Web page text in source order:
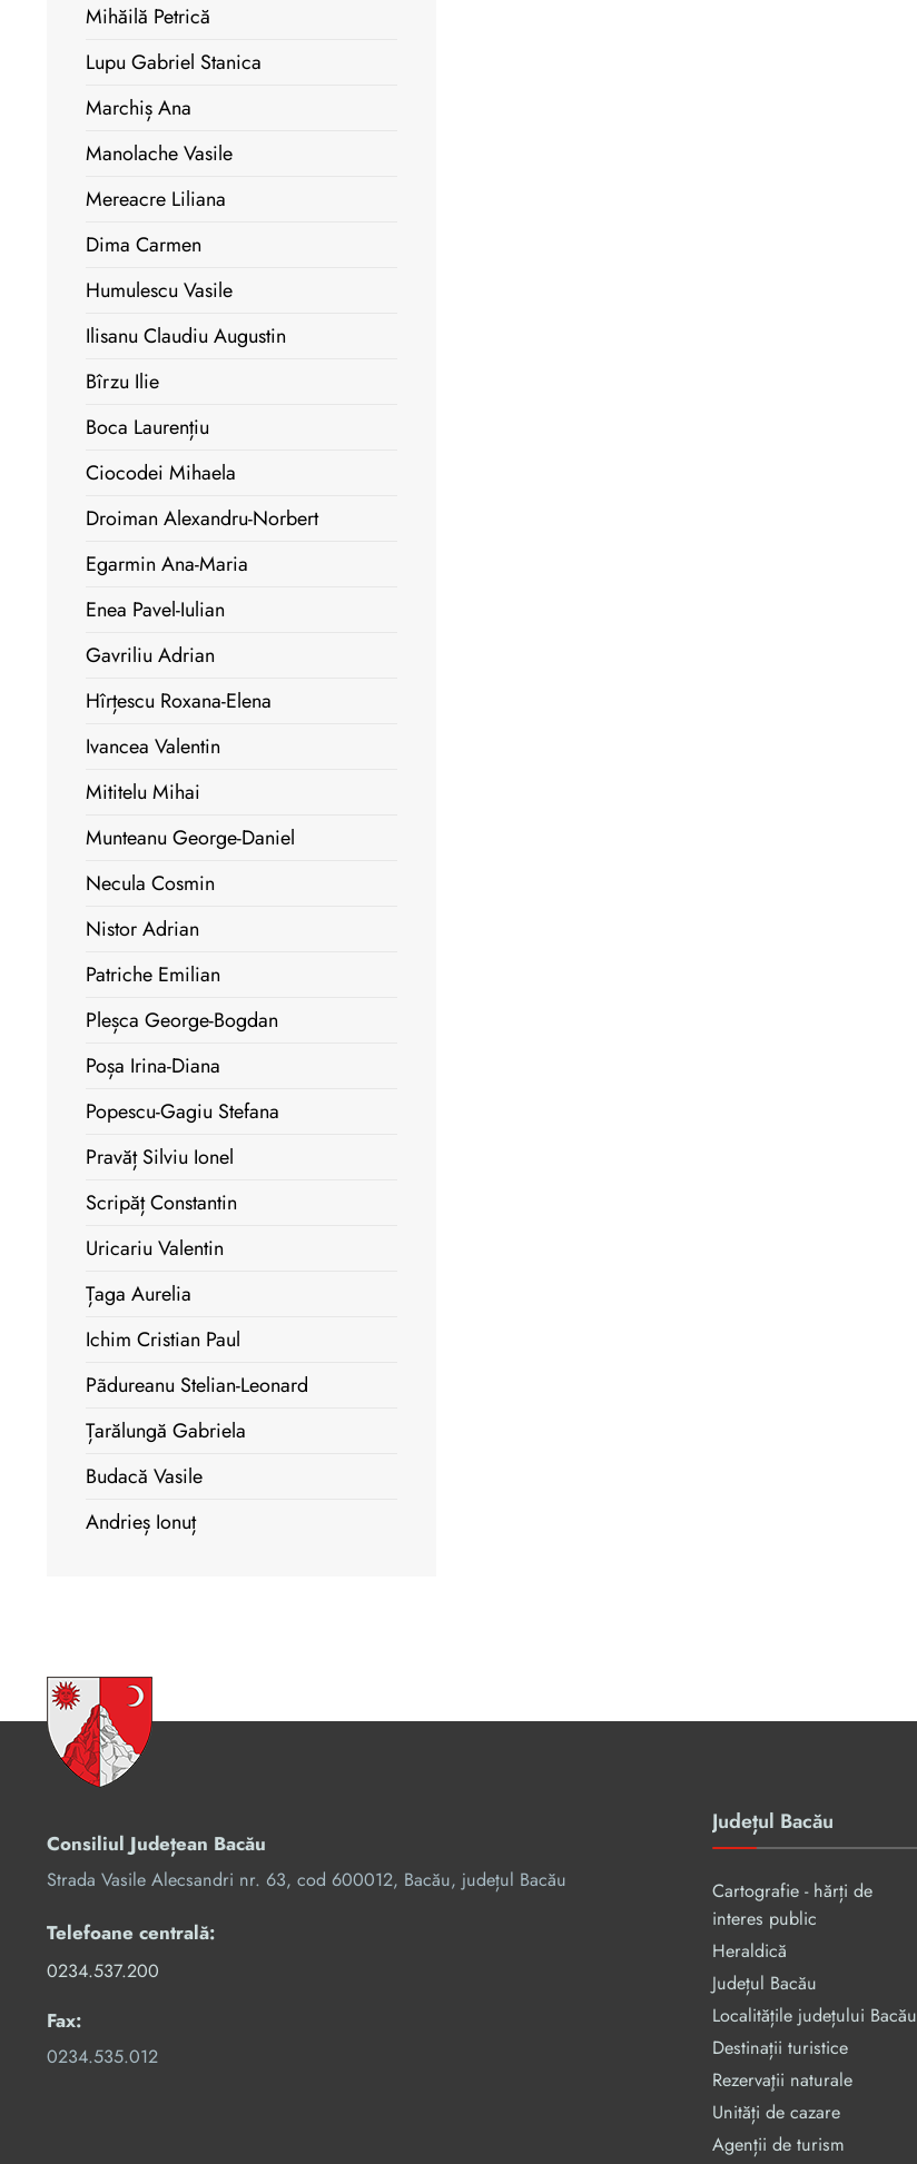
Mihăilă Petrică
Lupu Gabriel Stanica
Marchiș Ana
Manolache Vasile
Mereacre Liliana
Dima Carmen
Humulescu Vasile
Ilisanu Claudiu Augustin
Bîrzu Ilie
Boca Laurențiu
Ciocodei Mihaela
Droiman Alexandru-Norbert
Egarmin Ana-Maria
Enea Pavel-Iulian
Gavriliu Adrian
Hîrțescu Roxana-Elena
Ivancea Valentin
Mititelu Mihai
Munteanu George-Daniel
Necula Cosmin
Nistor Adrian
Patriche Emilian
Pleșca George-Bogdan
Poșa Irina-Diana
Popescu-Gagiu Stefana
Pravăț Silviu Ionel
Scripăț Constantin
Uricariu Valentin
Țaga Aurelia
Ichim Cristian Paul
Pãdureanu Stelian-Leonard
Țarălungă Gabriela
Budacă Vasile
Andrieș Ionuț
Consiliul Județean Bacău
Strada Vasile Alecsandri nr. 63, cod 600012, Bacău, județul Bacău
Telefoane centrală:
0234.537.200
Fax:
0234.535.012
Județul Bacău
Cartografie - hărți de
interes public
Heraldică
Județul Bacău
Localitățile județului Bacău
Destinații turistice
Rezervaţii naturale
Unități de cazare
Agenții de turism